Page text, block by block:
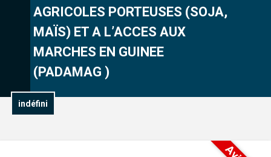
AGRICOLES PORTEUSES (SOJA,
MAÏS) ET A L’ACCES AUX
MARCHES EN GUINEE
(PADAMAG )
indéfini